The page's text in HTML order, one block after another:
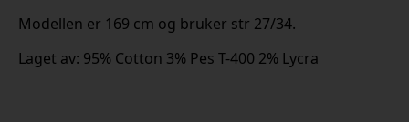
Modellen er 169 cm og bruker str 27/34.
Laget av: 95% Cotton 3% Pes T-400 2% Lycra